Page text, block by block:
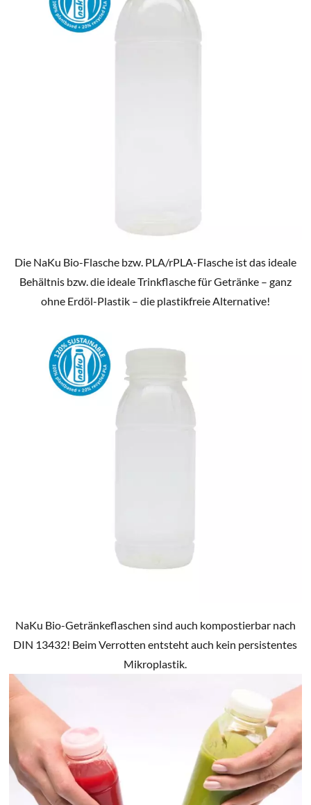
Die NaKu Bio-Flasche bzw. PLA/rPLA-Flasche ist das ideale
Behältnis bzw. die ideale Trinkflasche für Getränke – ganz
ohne Erdöl-Plastik – die plastikfreie Alternative!
NaKu Bio-Getränkeflaschen sind auch kompostierbar nach
DIN 13432! Beim Verrotten entsteht auch kein persistentes
Mikroplastik.